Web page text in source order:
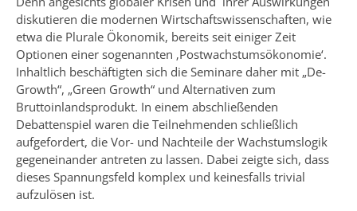
diskutieren die modernen Wirtschaftswissenschaften, wie
etwa die Plurale Ökonomik, bereits seit einiger Zeit
Optionen einer sogenannten ‚Postwachstumsökonomie‘.
Inhaltlich beschäftigten sich die Seminare daher mit „De-
Growth“, „Green Growth“ und Alternativen zum
Bruttoinlandsprodukt. In einem abschließenden
Debattenspiel waren die Teilnehmenden schließlich
aufgefordert, die Vor- und Nachteile der Wachstumslogik
gegeneinander antreten zu lassen. Dabei zeigte sich, dass
dieses Spannungsfeld komplex und keinesfalls trivial
aufzulösen ist.